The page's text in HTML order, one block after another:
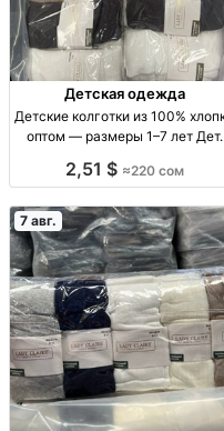
Детская одежда
Детские колготки из 100%
оптом — размеры 1–7 лет Дет.
лет, уп. 10 шт.
2,51 $ ≈220 сом
7 авг.